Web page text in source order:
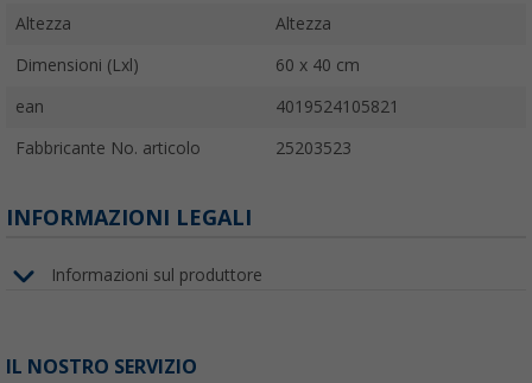
Altezza Altezza
Dimensioni (Lxl) 60 x 40 cm
ean 4019524105821
Fabbricante No. articolo 25203523
INFORMAZIONI LEGALI
Informazioni sul produttore
IL NOSTRO SERVIZIO